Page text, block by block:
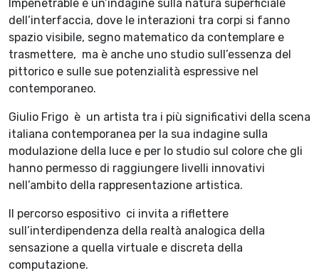
Impenetrable è un’indagine sulla natura superficiale
dell’interfaccia, dove le interazioni tra corpi si fanno
spazio visibile, segno matematico da contemplare e
trasmettere, ma è anche uno studio sull’essenza del
pittorico e sulle sue potenzialità espressive nel
contemporaneo.
Giulio Frigo è un artista tra i più significativi della scena
italiana contemporanea per la sua indagine sulla
modulazione della luce e per lo studio sul colore che gli
hanno permesso di raggiungere livelli innovativi
nell’ambito della rappresentazione artistica.
Il percorso espositivo ci invita a riflettere
sull’interdipendenza della realtà analogica della
sensazione a quella virtuale e discreta della
computazione.